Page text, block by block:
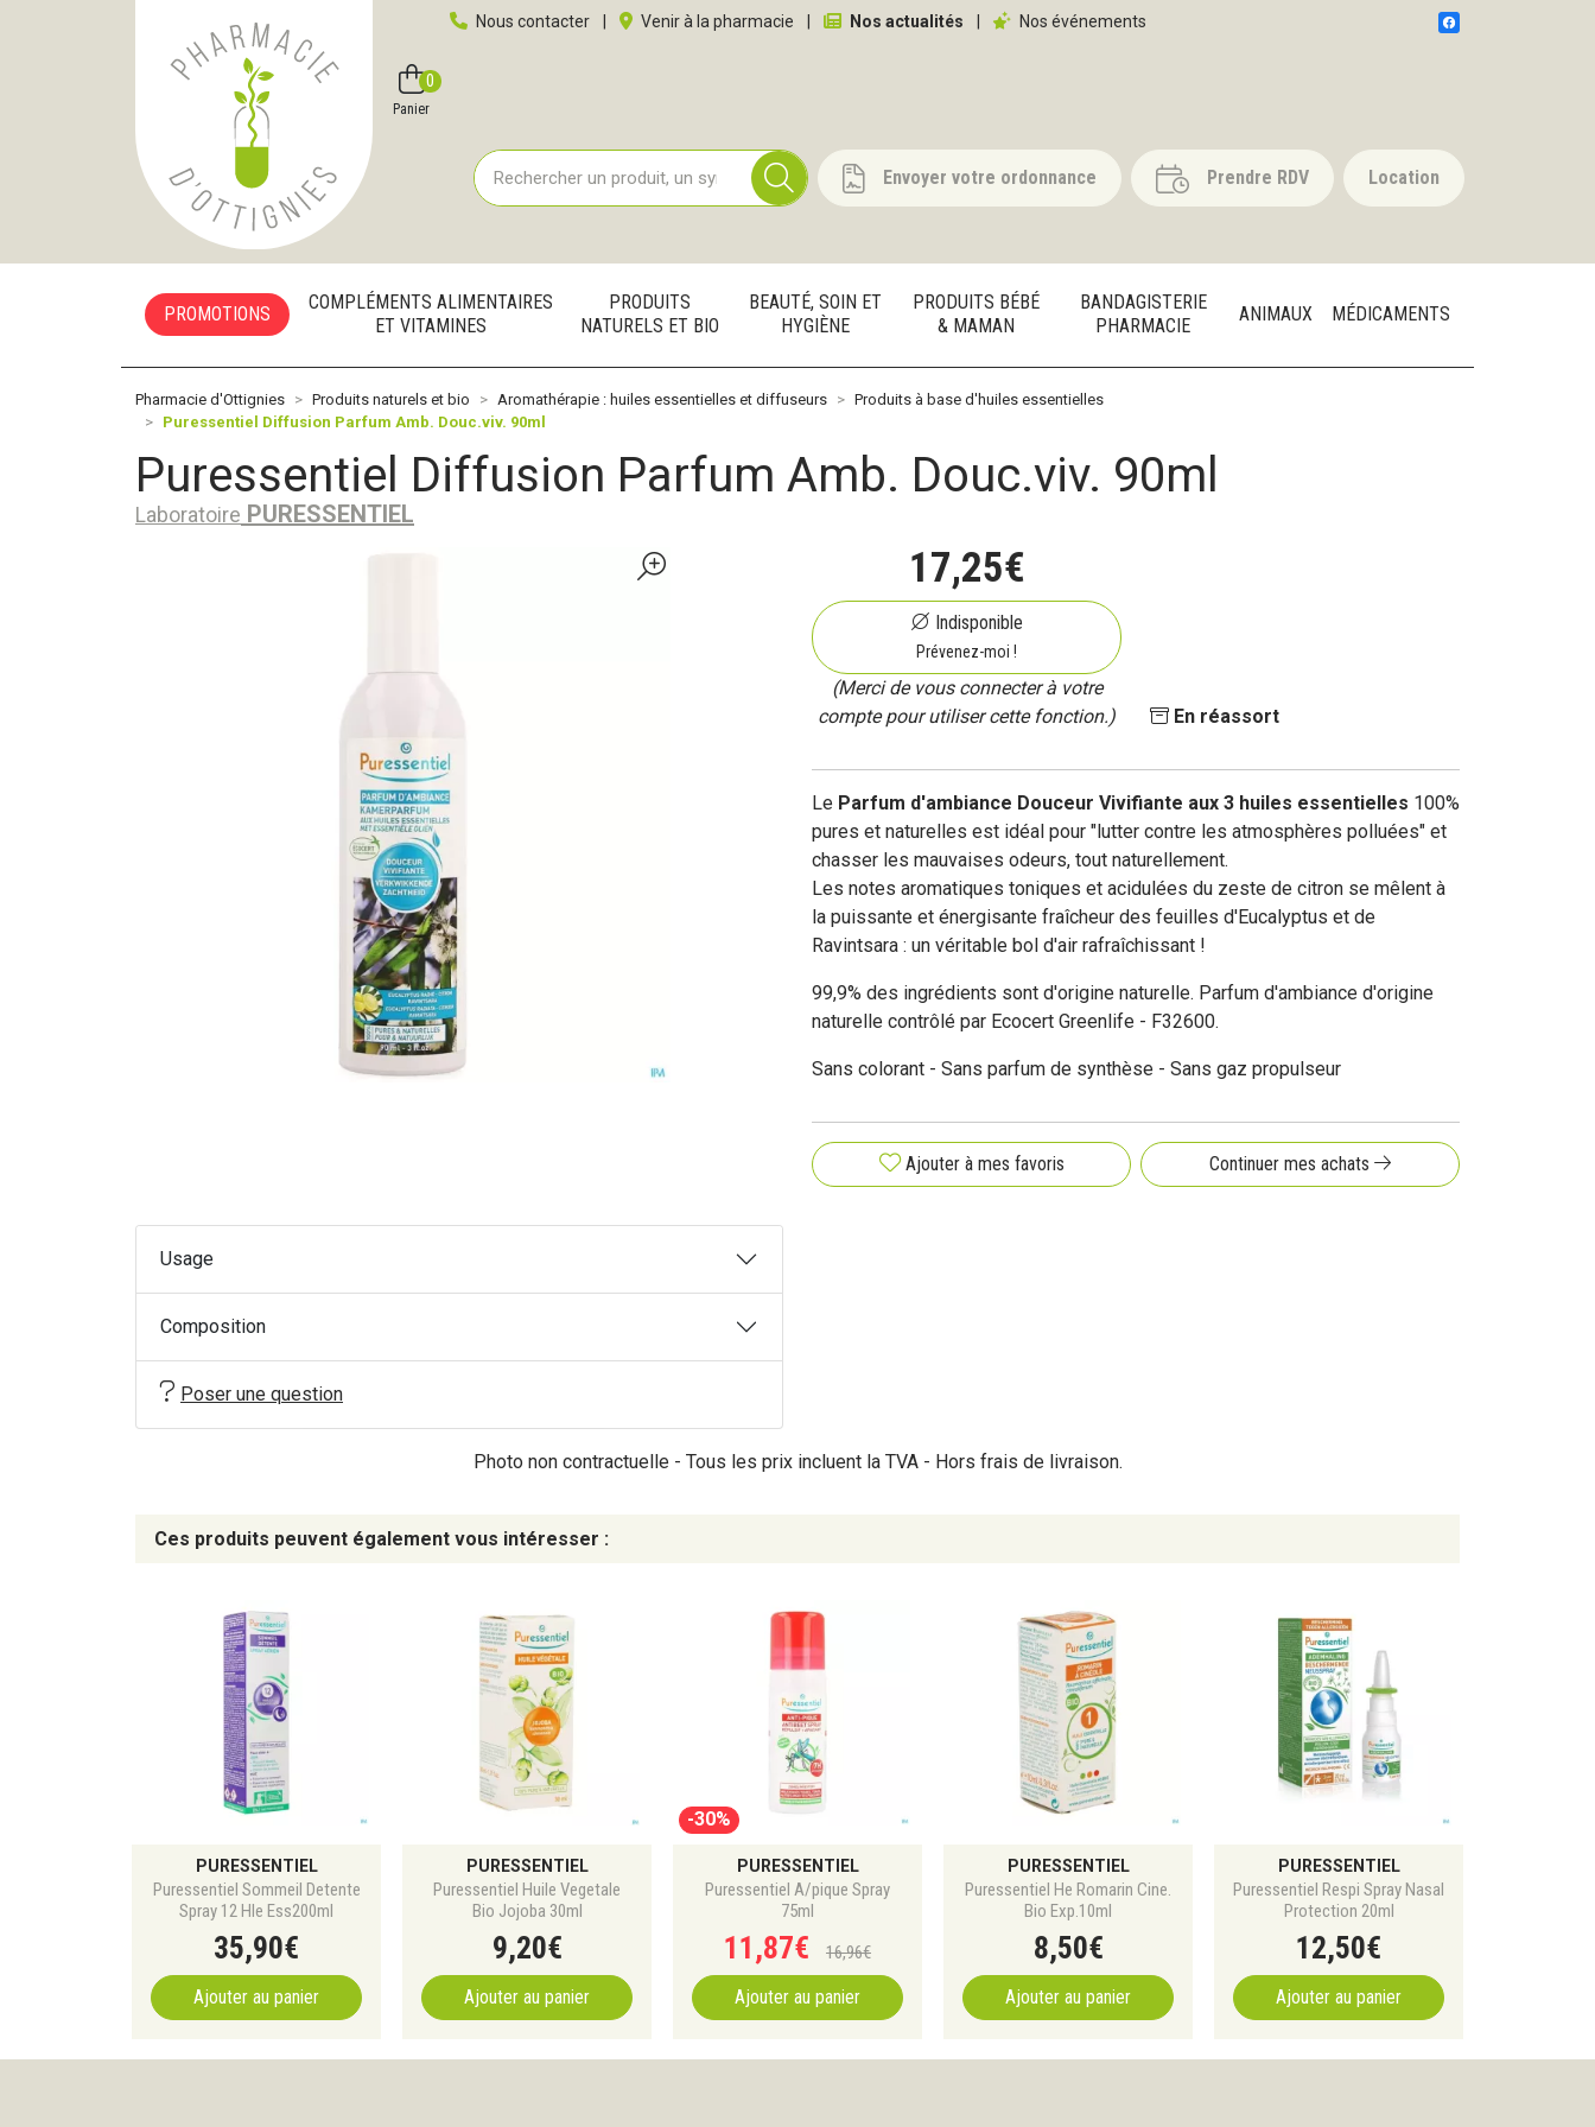
Pharmacie d'Ottignies Votre pharmacie en ligne à votre service
Nous contacter Venir à la pharmacie Nos actualités Nos événements
Favoris Panier
0
Envoyer votre ordonnance Prendre RDV Location
PROMOTIONS
COMPLÉMENTS ALIMENTAIRES
ET VITAMINES
PRODUITS
NATURELS ET BIO
BEAUTÉ, SOIN ET
HYGIÈNE
PRODUITS BÉBÉ
& MAMAN
BANDAGISTERIE
PHARMACIE
ANIMAUX MÉDICAMENTS
Pharmacie d'Ottignies Produits naturels et bio Aromathérapie : huiles essentielles et diffuseurs
Produits à base d'huiles essentielles
Puressentiel Diffusion Parfum Amb. Douc.viv. 90ml
Puressentiel Diffusion Parfum Amb. Douc.viv. 90ml
Laboratoire PURESSENTIEL
17,25€
Indisponible
Prévenez-moi !
(Merci de vous connecter à votre
compte pour utiliser cette fonction.)
En réassort
Le Parfum d'ambiance Douceur Vivifiante aux 3 huiles essentielles 100%
pures et naturelles est idéal pour "lutter contre les atmosphères polluées" et
chasser les mauvaises odeurs, tout naturellement.
Les notes aromatiques toniques et acidulées du zeste de citron se mêlent à
la puissante et énergisante fraîcheur des feuilles d'Eucalyptus et de
Ravintsara : un véritable bol d'air rafraîchissant !
99,9% des ingrédients sont d'origine naturelle. Parfum d'ambiance d'origine
naturelle contrôlé par Ecocert Greenlife - F32600.
Sans colorant - Sans parfum de synthèse - Sans gaz propulseur
Ajouter à mes favoris Continuer mes achats
Usage
Composition
Poser une question
Photo non contractuelle - Tous les prix incluent la TVA - Hors frais de livraison.
Ces produits peuvent également vous intéresser :
PURESSENTIEL
Puressentiel Sommeil Detente
Spray 12 Hle Ess200ml
35,90€
Ajouter au panier
PURESSENTIEL
Puressentiel Huile Vegetale
Bio Jojoba 30ml
9,20€
Ajouter au panier
-30%
PURESSENTIEL
Puressentiel A/pique Spray
75ml
11 ,87€ 16,96€
Ajouter au panier
PURESSENTIEL
Puressentiel He Romarin Cine.
Bio Exp.10ml
8,50€
Ajouter au panier
PURESSENTIEL
Puressentiel Respi Spray Nasal
Protection 20ml
12,50€
Ajouter au panier